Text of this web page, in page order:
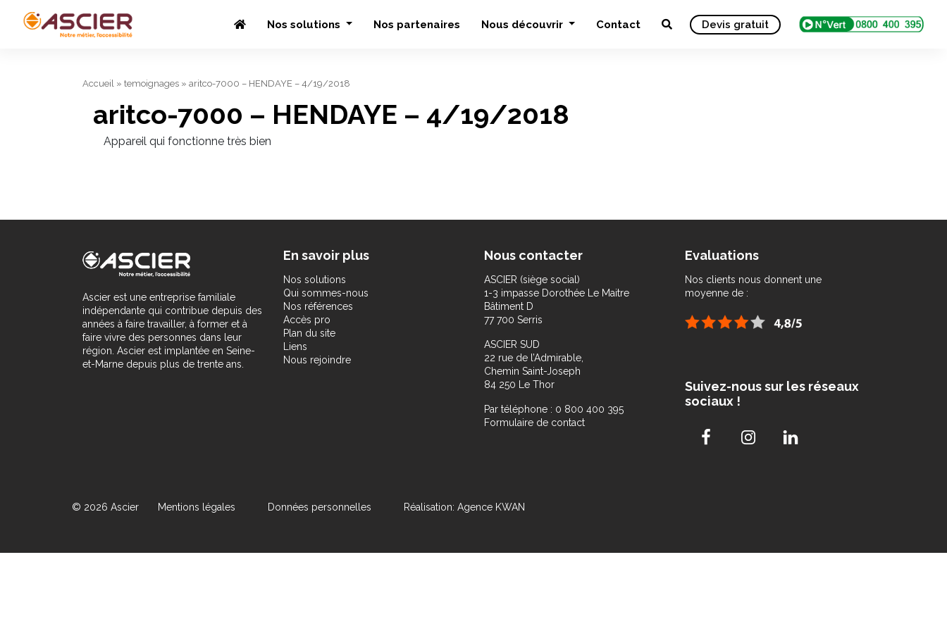
Nos solutions Nos partenaires Nous découvrir Contact Devis gratuit
Accueil » temoignages » aritco-7000 – HENDAYE – 4/19/2018
aritco-7000 – HENDAYE – 4/19/2018
Appareil qui fonctionne très bien
Ascier est une entreprise familiale
indépendante qui contribue depuis des
années à faire travailler, à former et à
faire vivre des personnes dans leur
région. Ascier est implantée en Seine-
et-Marne depuis plus de trente ans.
En savoir plus
Nos solutions
Qui sommes-nous
Nos références
Accès pro
Plan du site
Liens
Nous rejoindre
Nous contacter
ASCIER (siège social)
1-3 impasse Dorothée Le Maitre
Bâtiment D
77 700 Serris
ASCIER SUD
22 rue de l’Admirable,
Chemin Saint-Joseph
84 250 Le Thor
Par téléphone : 0 800 400 395
Formulaire de contact
Evaluations
Nos clients nous donnent une
moyenne de :
Suivez-nous sur les réseaux
sociaux !
© 2026 Ascier Mentions légales Données personnelles Réalisation: Agence KWAN